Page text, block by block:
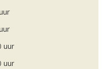
uur
uur